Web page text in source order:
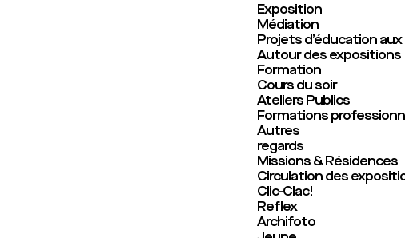
Exposition
Médiation
Projets d’éducation
Autour des expositions
Formation
Cours du soir
Ateliers Publics
Formations
Autres
regards
Missions & Résidences
Circulation des
Clic-Clac!
Reflex
Archifoto